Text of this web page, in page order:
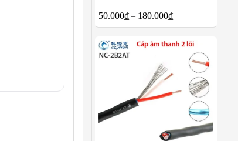
50.000₫ – 180.000₫